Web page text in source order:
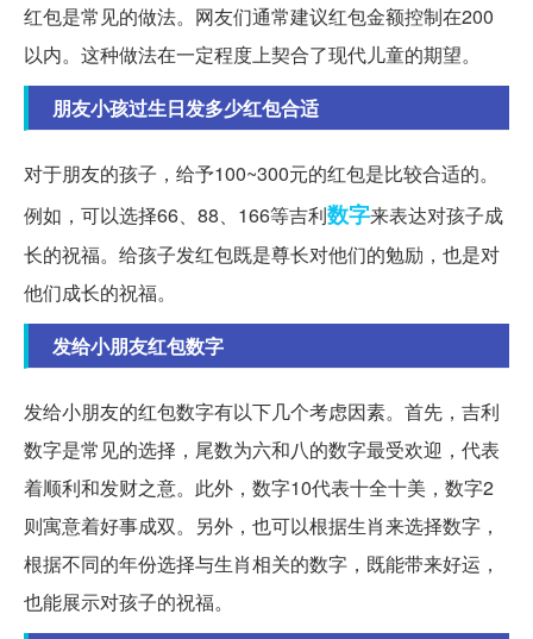
红包是常见的做法。网友们通常建议红包金额控制在200
以内。这种做法在一定程度上契合了现代儿童的期望。
朋友小孩过生日发多少红包合适
对于朋友的孩子，给予100~300元的红包是比较合适的。
例如，可以选择66、88、166等吉利数字来表达对孩子成
长的祝福。给孩子发红包既是尊长对他们的勉励，也是对
他们成长的祝福。
发给小朋友红包数字
发给小朋友的红包数字有以下几个考虑因素。首先，吉利
数字是常见的选择，尾数为六和八的数字最受欢迎，代表
着顺利和发财之意。此外，数字10代表十全十美，数字2
则寓意着好事成双。另外，也可以根据生肖来选择数字，
根据不同的年份选择与生肖相关的数字，既能带来好运，
也能展示对孩子的祝福。